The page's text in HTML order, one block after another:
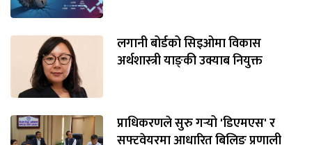
लगानी बोर्डको सिइओमा विकास
अर्थशास्त्री याङ्‌की उक्याब नियुक्त
प्राधिकरणले सुरु गर्‍यो 'डिएमएस' र
सफ्टवेयरमा आधारित बिलिङ प्रणाली